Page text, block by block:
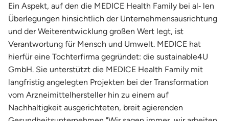
Ein Aspekt, auf den die MEDICE Health Family bei al‐ len
Überlegungen hinsichtlich der Unternehmensausrichtung
und der Weiterentwicklung großen Wert legt, ist
Verantwortung für Mensch und Umwelt. MEDICE hat
hierfür eine Tochterfirma gegründet: die sustainable4U
GmbH. Sie unterstützt die MEDICE Health Family mit
langfristig angelegten Projekten bei der Transformation
vom Arzneimittelhersteller hin zu einem auf
Nachhaltigkeit ausgerichteten, breit agierenden